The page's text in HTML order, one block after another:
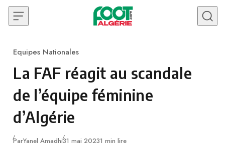
Skip to content
Category
Equipes Nationales
La FAF réagit au scandale
de l’équipe féminine
d’Algérie
ParYanel AmadhiPublié
31 mai 20231 min lire